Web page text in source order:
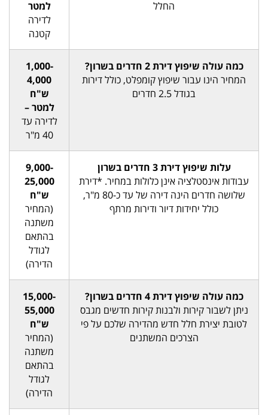
החלל
למטר
לדירה
קטנה
כמה עולה שיפוץ דירת 2 חדרים בשרון?
המחיר הינו עבור שיפוץ קומפלט, כולל דירות
בגודל 2.5 חדרים
1,000-
4,000
ש"ח
למטר –
לדירה עד
40 מ"ר
עלות שיפוץ דירת 3 חדרים בשרון
עבודות אינסטלציה אינן כלולות במחיר. *דירת
שלושה חדרים הינה דירה של עד כ-80 מ"ר,
כולל יחידות דיור ודירות מרתף
9,000-
25,000
ש"ח
(המחיר
משתנה
בהתאם
לגודל
הדירה)
כמה עולה שיפוץ דירת 4 חדרים בשרון?
ניתן לשבור קירות ולבנות קירות חדשים מגבס
לטובת יצירת חלל חדש מהדירה שלכם על פי
הצרכים המשתנים
15,000-
55,000
ש"ח
(המחיר
משתנה
בהתאם
לגודל
הדירה)